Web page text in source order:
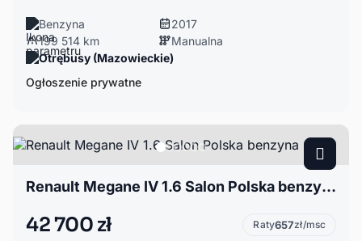
Benzyna
2017
199 514 km
Manualna
Otrębusy (Mazowieckie)
Ogłoszenie prywatne
Renault Megane IV 1.6 Salon Polska benzyna
42 700 zł Raty657zł/msc